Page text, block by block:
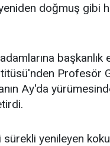
doğmuş gibi
başkanlık
Profesör
Ay'da
yenileyen